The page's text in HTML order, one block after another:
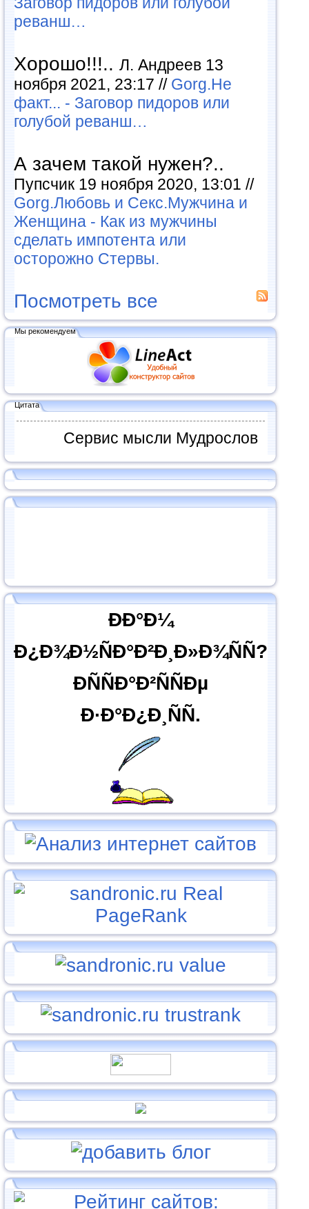
реванш…
Хорошо!!!.. Л. Андреев 13
ноября 2021, 23:17 // Gorg.Не
факт... - Заговор пидоров или
голубой реванш…
А зачем такой нужен?..
Пупсчик 19 ноября 2020, 13:01 //
Gorg.Любовь и Секс.Мужчина и
Женщина - Как из мужчины
сделать импотента или
осторожно Стервы.
Посмотреть все
Мы рекомендуем
Цитата
Сервис мысли Мудрослов
ÐÐ°Ð¼
Ð¿Ð¾Ð½ÑÐ°Ð²Ð¸Ð»Ð¾ÑÑ?
ÐÑÑÐ°Ð²ÑÑÐµ
Ð·Ð°Ð¿Ð¸ÑÑ.